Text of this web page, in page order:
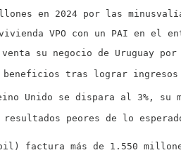
en 2024 por las
VPO con un PAI en el
venta su negocio de Uruguay
beneficios tras lograr
Unido se dispara al 3%, su
peores de lo
factura más de 1.550